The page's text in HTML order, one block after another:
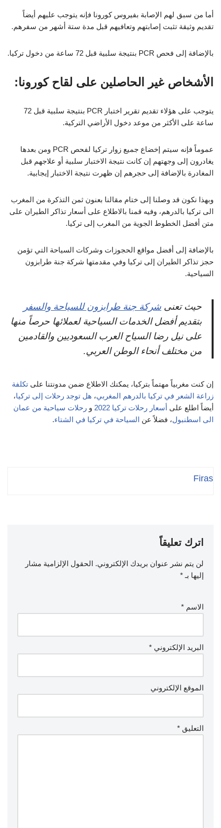
أما من سبق لهم الإصابة بفيروس كورونا فإنه يتوجب عليهم أيضاً
تقديم وثيقة تثبت إصابتهم وتعافيهم قبل مدة ستة أشهر من سفرهم.
بالإضافة إلى فحص PCR بنتيجة سلبية قبل 72 ساعة من دخول تركيا.
الأشخاص غير الحاصلين على لقاح كورونا:
يتوجب على هؤلاء تقديم تقرير اختبار PCR بنتيجة سلبية قبل 72
ساعة على الأكثر من موعد دخول الأراضي التركية.
عموماً فإنه سيتم إخضاع جميع زوار تركيا لفحص PCR ومن بعدها
يغادرون إلى وجهتهم إن كانت نتيجة الاختبار سلبية أو علاجهم قبل
المغادرة بالإضافة إلى حجرهم إن ظهرت نتيجة الاختبار إيجابية.
وبهذا نكون قد وصلنا إلى ختام مقالنا بعنون ثمن التذكرة من المغرب
الى تركيا بالدرهم، وفيه قمنا بالاطلاع على أسعار تذاكر الطيران على
متن أفضل الخطوط الجوية من المغرب إلى تركيا.
بالإضافة إلى أفضل مواقع الحجوزات وشركات السياحة التي تؤمن
حجز تذاكر الطيران إلى تركيا وفي مقدمتها شركة جنة طرابزون
السياحية.
حيث تعنى شركة جنة طرابزون للسياحة والسفر
بتقديم أفضل الخدمات السياحية لعملائها حرصاً منها
على نيل رضا السياح العرب السعوديين والقادمين
من مختلف أنحاء الوطن العربي.
إن كنت مغربياً مهتماً بتركيا، يمكنك الاطلاع ضمن مدونتنا على تكلفة
زراعة الشعر في تركيا بالدرهم المغربي، هل توجد رحلات إلى تركيا،
أيضاً اطلع على أسعار رحلات تركيا 2022 و رحلات سياحية من عمان
الى اسطنبول، فضلاً عن السياحة في تركيا في الشتاء.
Firas
اترك تعليقاً
لن يتم نشر عنوان بريدك الإلكتروني. الحقول الإلزامية مشار
إليها بـ *
الاسم *
البريد الإلكتروني *
الموقع الإلكتروني
التعليق *